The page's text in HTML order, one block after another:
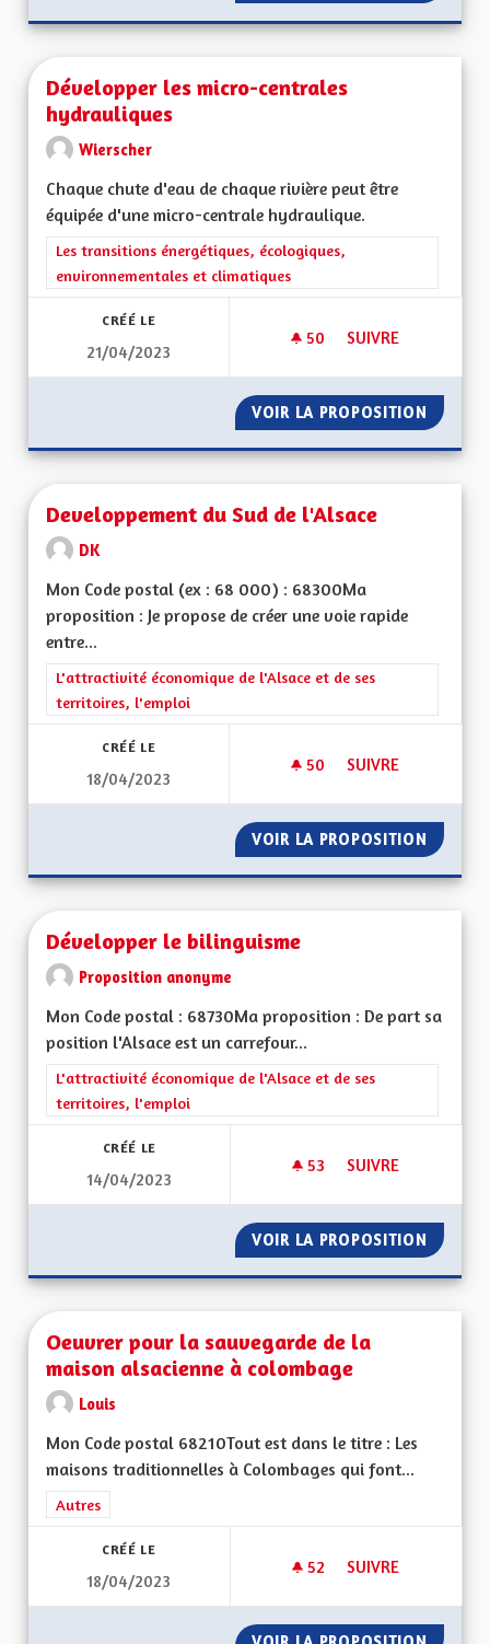
Développer les micro-centrales
hydrauliques
Wierscher
Chaque chute d'eau de chaque rivière peut être
équipée d'une micro-centrale hydraulique.
Filtrer les résultats de la catégorie : Les transitions
Les transitions énergétiques, écologiques,
environnementales et climatiques
CRÉÉ LE
21/04/2023
50 50 ABONNÉS
SUIVRE
VOIR LA PROPOSITION
Developpement du Sud de l'Alsace
DK
Mon Code postal (ex : 68 000) : 68300Ma
proposition : Je propose de créer une voie rapide
entre...
Filtrer les résultats de la catégorie : L'attractivité
L'attractivité économique de l'Alsace et de ses
territoires, l'emploi
CRÉÉ LE
18/04/2023
50 50 ABONNÉS
SUIVRE
VOIR LA PROPOSITION
Développer le bilinguisme
Proposition anonyme
Mon Code postal : 68730Ma proposition : De part sa
position l'Alsace est un carrefour...
Filtrer les résultats de la catégorie : L'attractivité
L'attractivité économique de l'Alsace et de ses
territoires, l'emploi
CRÉÉ LE
14/04/2023
53 53 ABONNÉS
SUIVRE
VOIR LA PROPOSITION
Oeuvrer pour la sauvegarde de la
maison alsacienne à colombage
Louis
Mon Code postal 68210Tout est dans le titre : Les
maisons traditionnelles à Colombages qui font...
Filtrer les résultats de la catégorie : Autres
Autres
CRÉÉ LE
18/04/2023
52 52 ABONNÉS
SUIVRE